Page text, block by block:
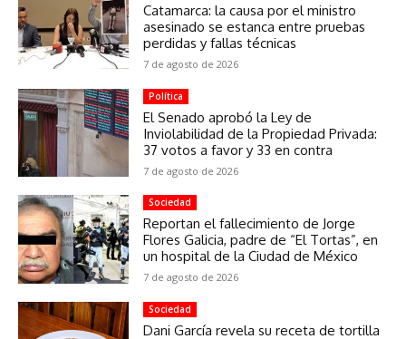
Catamarca: la causa por el ministro
asesinado se estanca entre pruebas
perdidas y fallas técnicas
7 de agosto de 2026
Política
El Senado aprobó la Ley de
Inviolabilidad de la Propiedad Privada:
37 votos a favor y 33 en contra
7 de agosto de 2026
Sociedad
Reportan el fallecimiento de Jorge
Flores Galicia, padre de “El Tortas”, en
un hospital de la Ciudad de México
7 de agosto de 2026
Sociedad
Dani García revela su receta de tortilla